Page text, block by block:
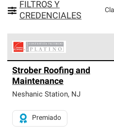
FILTROS Y
CREDENCIALES
Corning constituyen el nivel
exclusiva y cumplen con
profesionalismo,
sistemas de techos.
Strober Roofing and
Maintenance
Neshanic Station, NJ
Premiado